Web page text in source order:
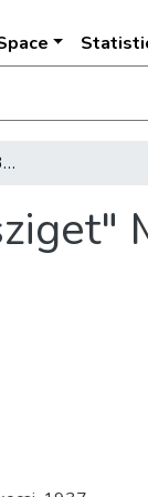
[Berlini tér, 1937. május 31.] az ún. "Banánsziget" Modiano-reklámokkal